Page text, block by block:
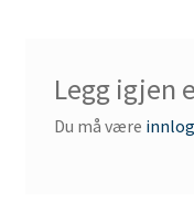
Legg igjen
Du må være